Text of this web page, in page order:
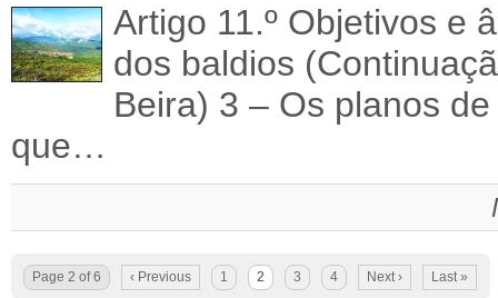
Artigo 11.º Objetivos e
dos baldios
Beira) 3 – Os planos
que…
Page 2 of 6 ‹ Previous 1 2 3 4 Next › Last »